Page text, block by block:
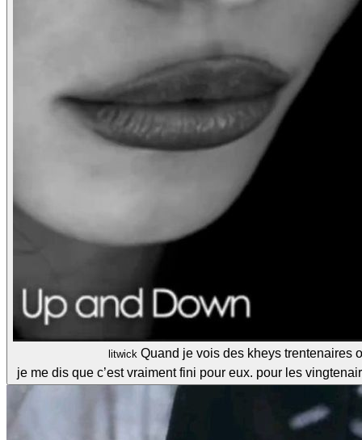
litwick Quand je vois des kheys trentenaires
je me dis que c’est vraiment fini pour eux. pour les